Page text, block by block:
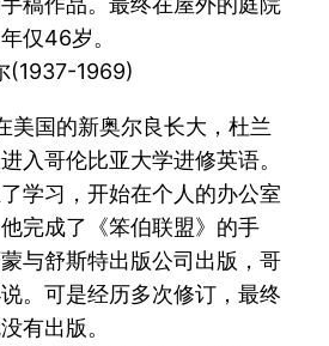
仅46岁。
(1937-1969)
美国的新奥尔良长大，杜兰
入哥伦比亚大学进修英语。
学习，开始在个人的办公室
完成了《笨伯联盟》的手
与舒斯特出版公司出版，哥
。可是经历多次修订，最终
有出版。